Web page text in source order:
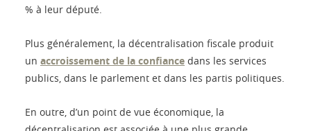
% à leur député.
Plus généralement, la décentralisation fiscale produit
un accroissement de la confiance dans les services
publics, dans le parlement et dans les partis politiques.
En outre, d’un point de vue économique, la